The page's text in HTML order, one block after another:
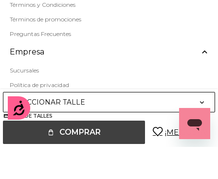
Accesibilidad
SELECCIONAR TALLE
GUÍA DE TALLES
COMPRAR
Términos y Condiciones
Términos de promociones
Preguntas Frecuentes
Empresa
Sucursales
Política de privacidad
Mapa del sitio